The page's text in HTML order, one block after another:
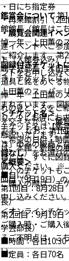
・日にち指定券
・再来館割引（2
・展覧会関連イベ
連イベントへご参
ト（入館券込み）
ントをお申し込み
鑑賞会について第
館館長（館長はこ
悼一年―上田薫の
ご紹介します。第
館学芸部長・水田
道具と銘をめぐる
悼一年―上田薫の
れの見どころをご
を交えながら、展
解説いたします。
は、本館・新館の
す。
図録付きチケット
き」チケットには
上田薫のスーパー
まれています。図
り、少しお得にお
です。 なお、第1
き」のみの販売と
日）は、すでに図
し」のチケットも
ご購入の際は、チ
申し込みください。
＜チケット名＞
チケット名は【鑑
ご希望の日付・時
録なし）をお選び
購入ください。 ※
回目（9月19日）
＜概要＞
■日にち：
第1回目：8月28日
長）
第2回目：9月19日
学芸部長）
■時間：各日10:30
■定員：各日70名
＜オンラインチケ
ご購入時・ご購入
るご不明点は、こ
い。